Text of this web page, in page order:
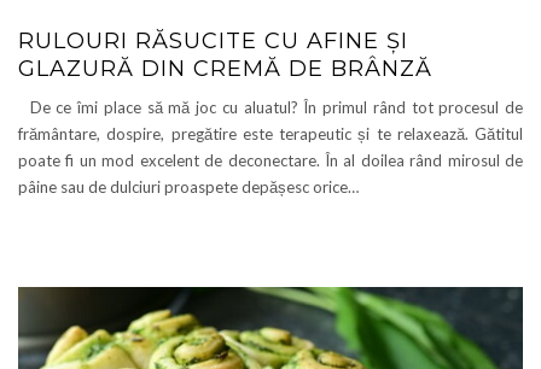
RULOURI RĂSUCITE CU AFINE ȘI
GLAZURĂ DIN CREMĂ DE BRÂNZĂ
De ce îmi place să mă joc cu aluatul? În primul rând tot procesul de
frământare, dospire, pregătire este terapeutic și te relaxează. Gătitul
poate fi un mod excelent de deconectare. În al doilea rând mirosul de
pâine sau de dulciuri proaspete depășesc orice…